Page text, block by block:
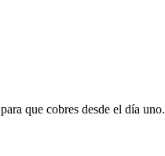
que cobres desde el día uno.